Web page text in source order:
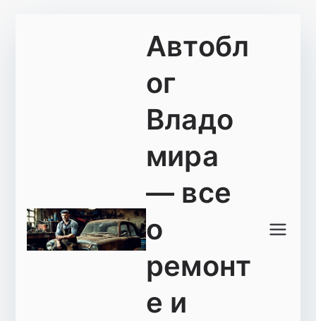
Автобл
ог
Владо
мира
— все
о
ремонт
е и